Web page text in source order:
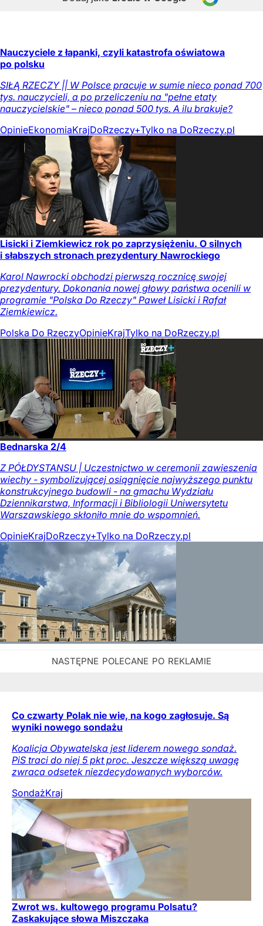
Nauczyciele z łapanki, czyli katastrofa oświatowa
po polsku
SIŁĄ RZECZY || W Polsce pracuje w sumie nieco ponad 700
tys. nauczycieli, a po przeliczeniu na "pełne etaty
nauczycielskie" – nieco ponad 500 tys. A ilu brakuje?
OpinieEkonomiaKrajDoRzeczy+Tylko na DoRzeczy.pl
Lisicki i Ziemkiewicz rok po zaprzysiężeniu. O silnych
i słabszych stronach prezydentury Nawrockiego
Karol Nawrocki obchodzi pierwszą rocznicę swojej
prezydentury. Dokonania nowej głowy państwa ocenili w
programie "Polska Do Rzeczy" Paweł Lisicki i Rafał
Ziemkiewicz.
Polska Do RzeczyOpinieKrajTylko na DoRzeczy.pl
Bednarska 2/4
Z PÓŁDYSTANSU | Uczestnictwo w ceremonii zawieszenia
wiechy - symbolizującej osiągnięcie najwyższego punktu
konstrukcyjnego budowli - na gmachu Wydziału
Dziennikarstwa, Informacji i Bibliologii Uniwersytetu
Warszawskiego skłoniło mnie do wspomnień.
OpinieKrajDoRzeczy+Tylko na DoRzeczy.pl
Co czwarty Polak nie wie, na kogo zagłosuje. Są
wyniki nowego sondażu
Koalicja Obywatelska jest liderem nowego sondaż.
PiS traci do niej 5 pkt proc. Jeszcze większą uwagę
zwraca odsetek niezdecydowanych wyborców.
SondażKraj
Zwrot ws. kultowego programu Polsatu?
Zaskakujące słowa Miszczaka